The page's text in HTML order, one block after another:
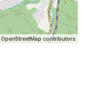
OpenStreetMap contributors